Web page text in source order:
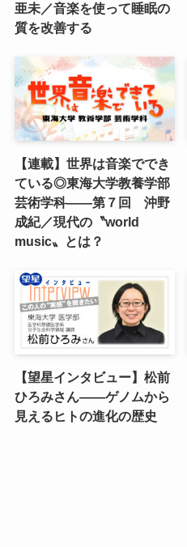
亜未／音楽を使って睡眠の
質を改善する
【連載】世界は音楽ででき
ている◎東海大学教養学部
芸術学科――第７回 沖野
成紀／現代の〝world
music〟とは？
【望星インタビュー】松前
ひろみさん――ゲノムから
見えるヒトの進化の歴史